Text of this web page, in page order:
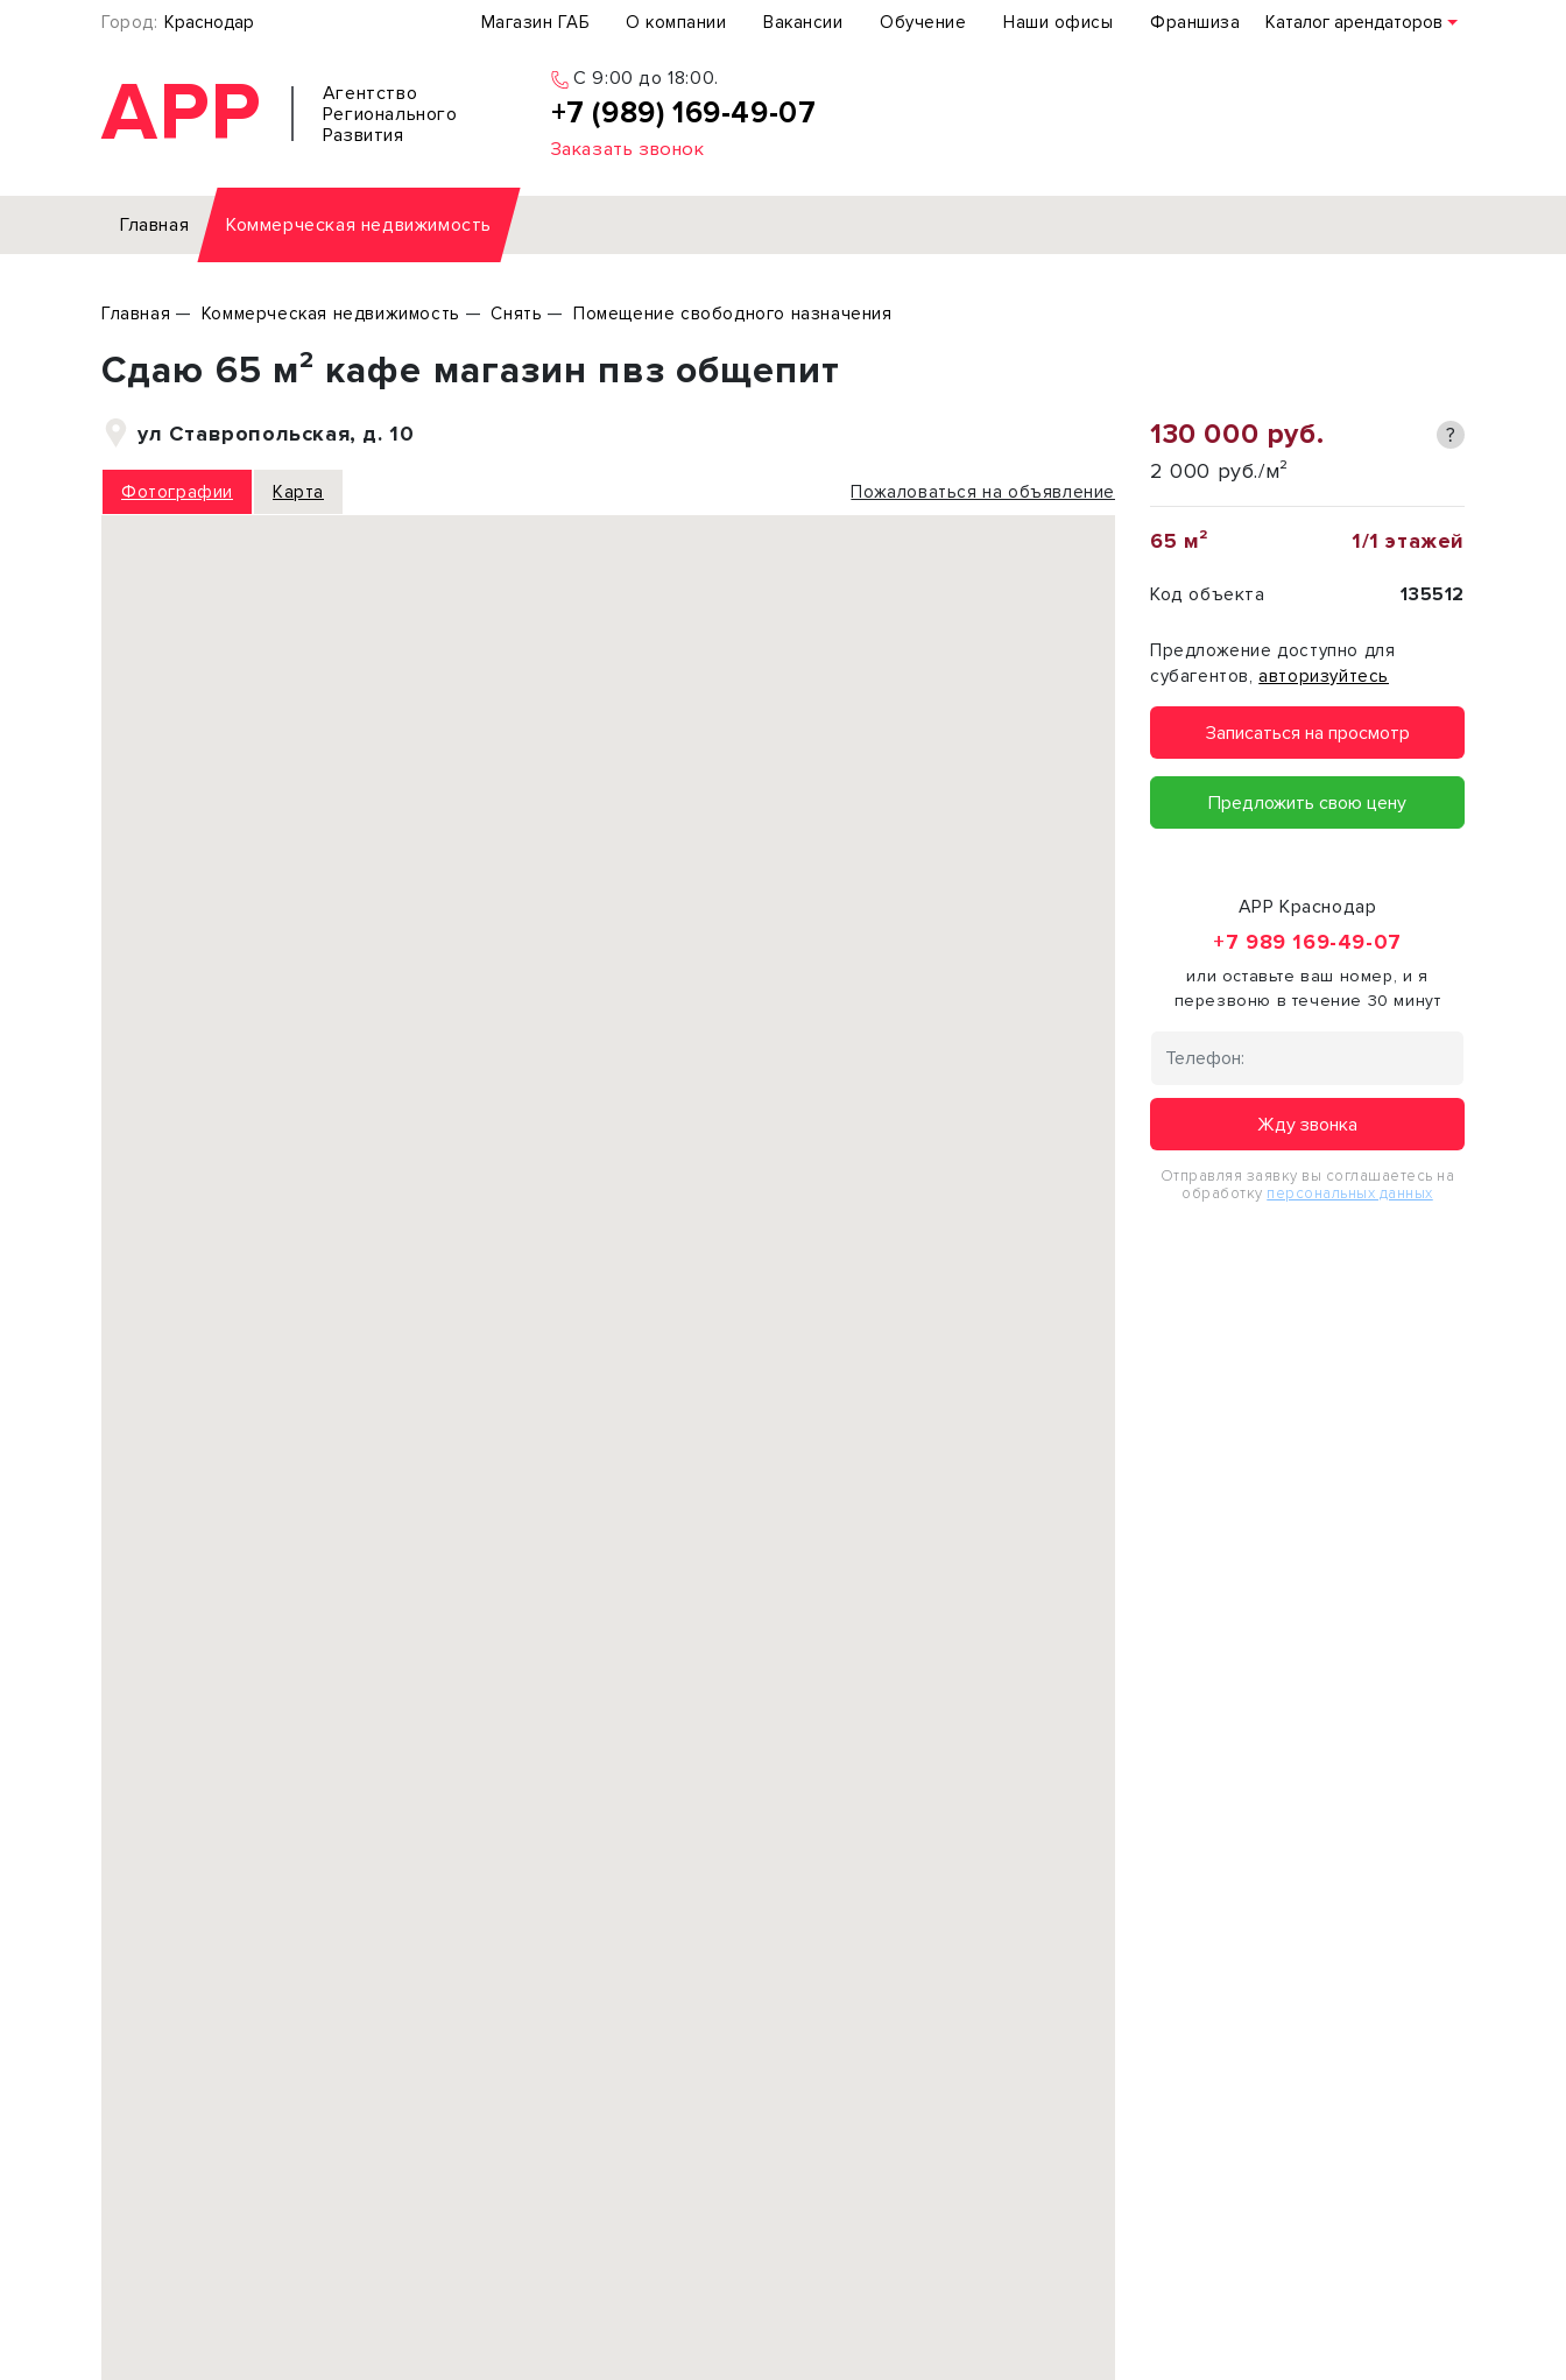
Город: Краснодар Магазин ГАБ О компании Вакансии Обучение Наши офисы Франшиза Каталог арендаторов
АРР
Агентство
Регионального
Развития
C 9:00 до 18:00.
+7 (989) 169-49-07
Заказать звонок
Главная Коммерческая недвижимость
Торговое помещение
Склад
Производство
Земельный участок
Отдельное здание
Торговое помещение
Подробнее
Главная Коммерческая недвижимость Снять Помещение свободного назначения
Сдаю 65 м² кафе магазин пвз общепит
ул Ставропольская, д. 10
Фотографии Карта Пожаловаться на объявление
130 000 руб. ?
2 000 руб./м²
65 м² 1/1 этажей
Код объекта 135512
Предложение доступно для
субагентов,авторизуйтесь
Записаться на просмотр
Предложить свою цену
АРР Краснодар
+7 989 169-49-07
или оставьте ваш номер, и я
перезвоню в течение 30 минут
Жду звонка
Отправляя заявку вы соглашаетесь на
обработку персональных данных